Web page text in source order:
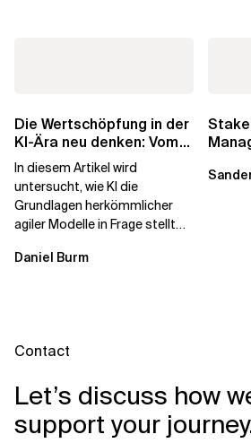
Die Wertschöpfung in der
KI-Ära neu denken: Vom
agilen Altbestand zu...
In diesem Artikel wird
untersucht, wie KI die
Grundlagen herkömmlicher
agiler Modelle in Frage stellt
Betriebsmodell...
Daniel Burm
Contact
Let’s discuss how
support your